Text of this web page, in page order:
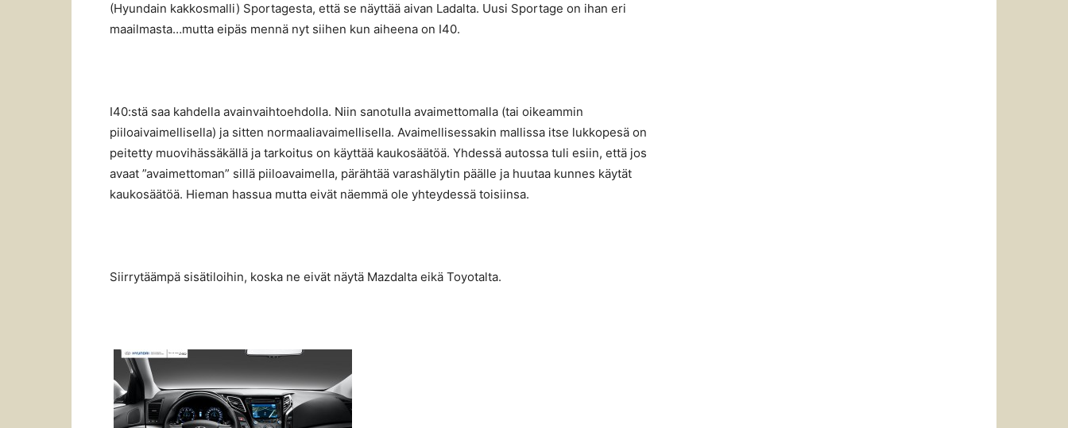
(Hyundain kakkosmalli) Sportagesta, että se näyttää aivan Ladalta. Uusi Sportage on ihan eri
maailmasta…mutta eipäs mennä nyt siihen kun aiheena on I40.
I40:stä saa kahdella avainvaihtoehdolla. Niin sanotulla avaimettomalla (tai oikeammin
piiloaivaimellisella) ja sitten normaaliavaimellisella. Avaimellisessakin mallissa itse lukkopesä on
peitetty muovihässäkällä ja tarkoitus on käyttää kaukosäätöä. Yhdessä autossa tuli esiin, että jos
avaat ”avaimettoman” sillä piiloavaimella, pärähtää varashälytin päälle ja huutaa kunnes käytät
kaukosäätöä. Hieman hassua mutta eivät näemmä ole yhteydessä toisiinsa.
Siirrytäämpä sisätiloihin, koska ne eivät näytä Mazdalta eikä Toyotalta.